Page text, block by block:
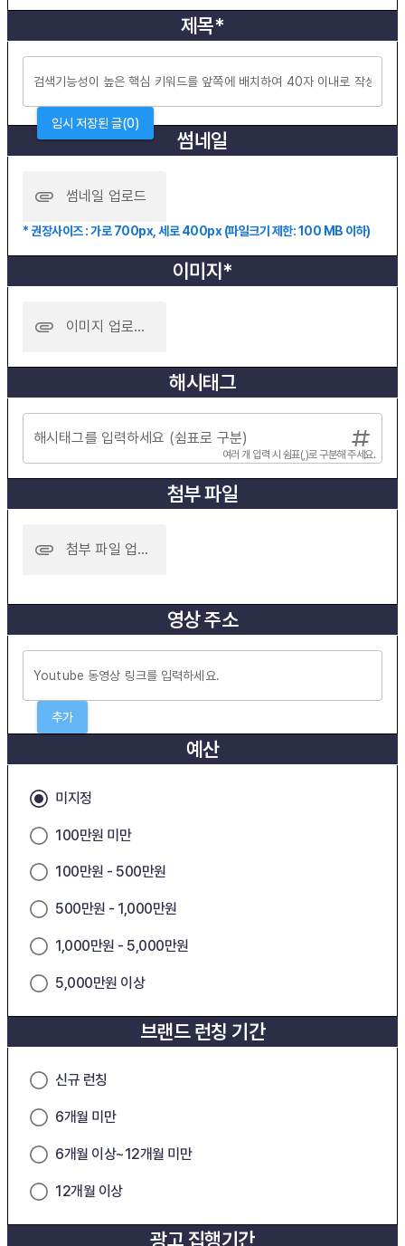
제목*
임시 저장된 글(0)
썸네일
썸네일 업로드
* 권장사이즈 : 가로 700px, 세로 400px (파일크기 제한: 100 MB 이하)
이미지*
이미지 업로드 (Drag and Drop)
해시태그
해시태그를 입력하세요 (쉼표로 구분)
여러 개 입력 시 쉼표(,)로 구분해 주세요.
첨부 파일
첨부 파일 업로드
영상 주소
추가
예산
미지정
100만원 미만
100만원 - 500만원
500만원 - 1,000만원
1,000만원 - 5,000만원
5,000만원 이상
브랜드 런칭 기간
신규 런칭
6개월 미만
6개월 이상~12개월 미만
12개월 이상
광고 집행기간